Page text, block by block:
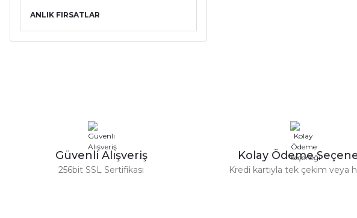
ANLIK FIRSATLAR
Güvenli Alışveriş
256bit SSL Sertifikası
Kolay Ödeme
Kredi kartıyla tek çekim veya